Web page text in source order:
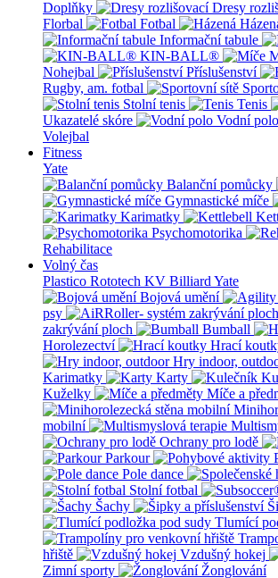
Doplňky
Dresy
Florbal
Fotbal
Informační tabule
KIN-BALL®
Nohejbal
Příslušenství
Rugby, am. fotbal
Stolní tenis
Tenis
Ukazatelé skóre
Vodní polo
Volejbal
Fitness
Yate
Balanční pomůcky
Gymnastické míče
Karimatky
Psychomotorika
Rehabilitace
Volný čas
Plastico Rototech KV Billiard Yate
Bojová umění
psy
zakrývání ploch
Bumball
Horolezectví
Hrací
Hry indoor,
Karimatky
Karty
Kuželky
Míče a
mobilní
Ochrany pro lodě
Parkour
Pole dance
Stolní fotbal
Šachy
Tlumící
hřiště
Vzdušný hokej
Zimní sporty
Žonglování